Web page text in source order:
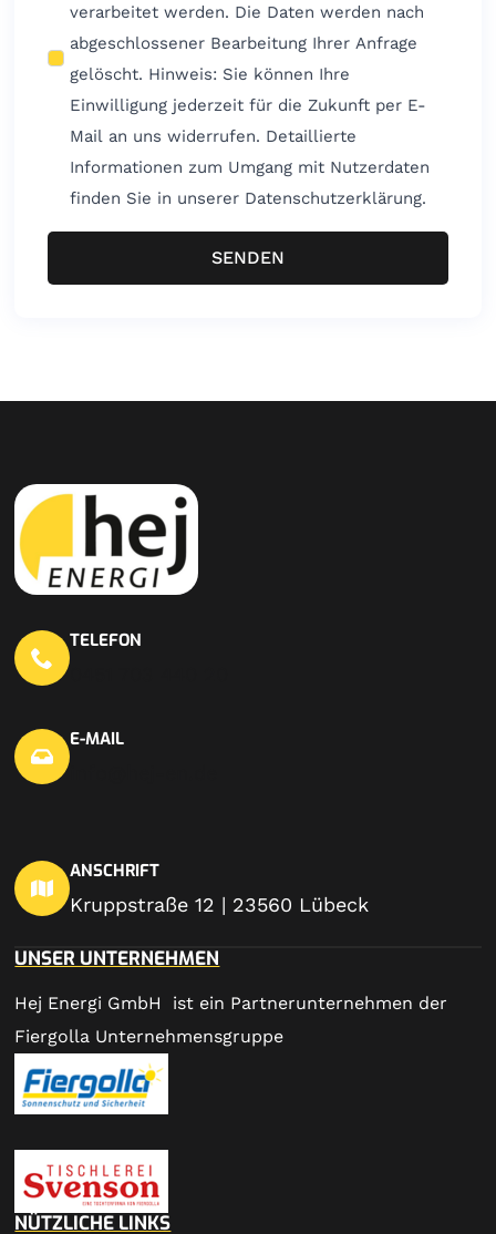
verarbeitet werden. Die Daten werden nach
abgeschlossener Bearbeitung Ihrer Anfrage
gelöscht. Hinweis: Sie können Ihre
Einwilligung jederzeit für die Zukunft per E-
Mail an uns widerrufen. Detaillierte
Informationen zum Umgang mit Nutzerdaten
finden Sie in unserer Datenschutzerklärung.
SENDEN
TELEFON
E-MAIL
ANSCHRIFT
Kruppstraße 12 | 23560 Lübeck
UNSER UNTERNEHMEN
Hej Energi GmbH ist ein Partnerunternehmen der
Fiergolla Unternehmensgruppe
NÜTZLICHE LINKS